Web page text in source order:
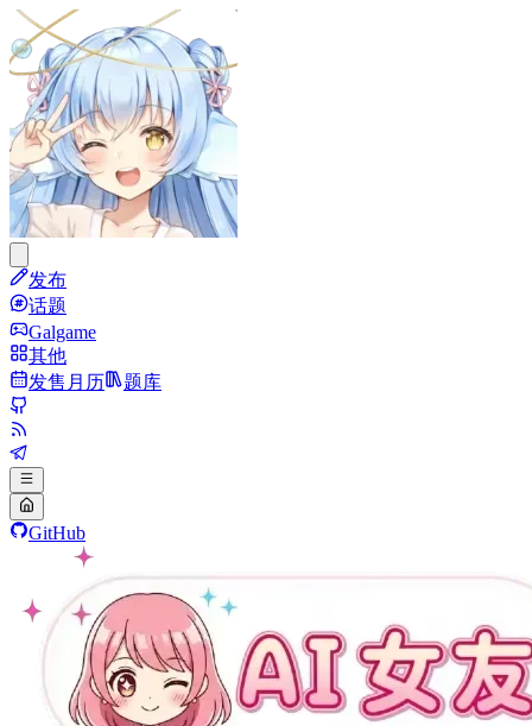
发布
话题
Galgame
其他
发售月历
题库
GitHub